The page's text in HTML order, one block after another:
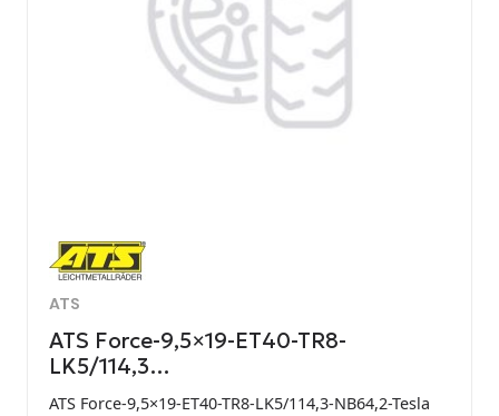
ATS
ATS Force-9,5×19-ET40-TR8-
LK5/114,3…
ATS Force-9,5×19-ET40-TR8-LK5/114,3-NB64,2-Tesla